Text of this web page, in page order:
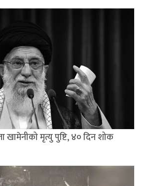
खामेनीको मृत्यु पुष्टि, ४० दिन शोक